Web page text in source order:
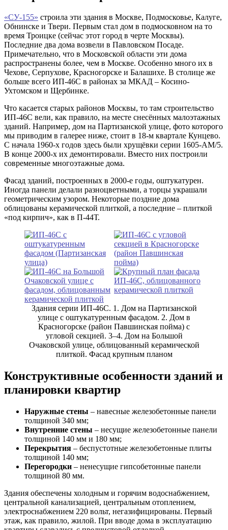
«СУ-155» строила эти здания в Москве, Подмосковье, Калуге,
Обнинске и Твери. Первым стал дом в подмосковном на то
время Троицке (сейчас этот город в черте Москвы).
Последние два дома возвели в Павловском Посаде.
Примечательно, что в Московской области эти дома
распространены более, чем в Москве. Особенно много их в
Чехове, Серпухове, Красногорске и Балашихе. В столице же
больше всего ИП-46С в районах за МКАД – Косино-
Ухтомском и Щербинке.
Что касается старых районов Москвы, то там строительство
ИП-46С вели, как правило, на месте снесённых малоэтажных
зданий. Например, дом на Партизанской улице, фото которого
мы приводим в галерее ниже, стоит в 18-м квартале Кунцево.
С начала 1960-х годов здесь были хрущёвки серии 1605-АМ/5.
В конце 2000-х их демонтировали. Вместо них построили
современные многоэтажные дома.
Фасад зданий, построенных в 2000-е годы, оштукатурен.
Иногда панели делали разноцветными, а торцы украшали
геометрическим узором. Некоторые поздние дома
облицованы керамической плиткой, а последние – плиткой
«под кирпич», как в П-44Т.
Здания серии ИП-46С. 1. Дом на Партизанской
улице с оштукатуренным фасадом. 2. Дом в
Красногорске (район Павшинская пойма) с
угловой секцией. 3–4. Дом на Большой
Очаковской улице, облицованный керамической
плиткой. Фасад крупным планом
Конструктивные особенности зданий и
планировки квартир
Наружные стены – навесные железобетонные панели
толщиной 340 мм;
Внутренние стены – несущие железобетонные панели
толщиной 140 мм и 180 мм;
Перекрытия – беспустотные железобетонные плиты
толщиной 140 мм;
Перегородки – ненесущие гипсобетонные панели
толщиной 80 мм.
Здания обеспечены холодным и горячим водоснабжением,
центральной канализацией, центральным отоплением,
электроснабжением 220 вольт, негазифицированы. Первый
этаж, как правило, жилой. При вводе дома в эксплуатацию